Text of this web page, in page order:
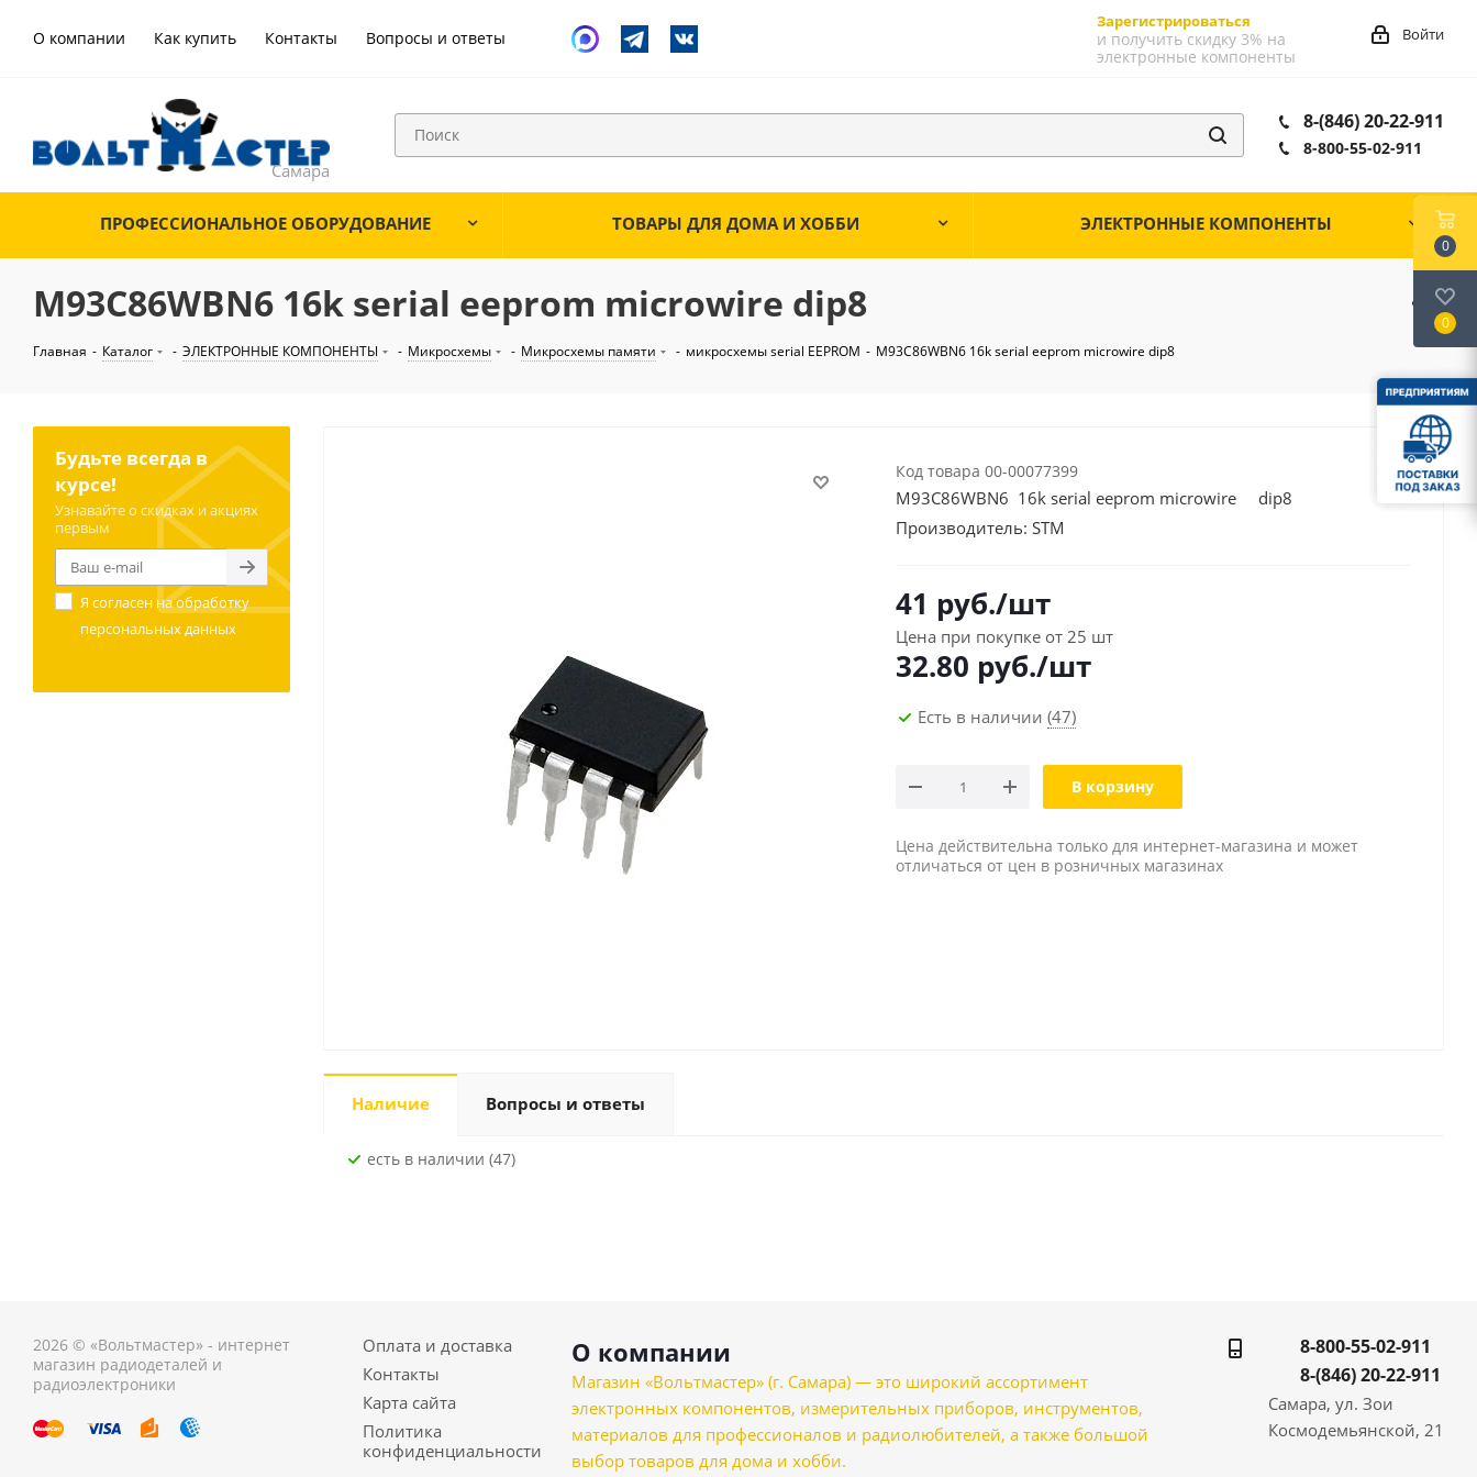
О компании Как купить Контакты Вопросы и ответы
Зарегистрироваться
и получить скидку 3% на
электронные компоненты
Войти
8-(846) 20-22-911
8-800-55-02-911
ПРОФЕССИОНАЛЬНОЕ ОБОРУДОВАНИЕ ТОВАРЫ ДЛЯ ДОМА И ХОББИ ЭЛЕКТРОННЫЕ КОМПОНЕНТЫ
M93C86WBN6 16k serial eeprom microwire dip8
Главная - Каталог - ЭЛЕКТРОННЫЕ КОМПОНЕНТЫ - Микросхемы - Микросхемы памяти - микросхемы serial EEPROM - M93C86WBN6 16k serial eeprom microwire dip8
Код товара 00-00077399
M93C86WBN6 16k serial eeprom microwire dip8
Производитель: STM
41 руб./шт
Цена при покупке от 25 шт
32.80 руб./шт
Есть в наличии (47)
В корзину
Цена действительна только для интернет-магазина и может
отличаться от цен в розничных магазинах
Наличие Вопросы и ответы
Есть в наличии (47)
Будьте всегда в
курсе!
Узнавайте о скидках и акциях
первым
Я согласен наобработку
персональных данных
2026 © «Вольтмастер» - интернет
магазин радиодеталей и
радиоэлектроники
Оплата и доставка
Контакты
Карта сайта
Политика
конфиденциальности
О компании
Магазин «Вольтмастер» (г. Самара) — это широкий ассортимент
электронных компонентов, измерительных приборов, инструментов,
материалов для профессионалов и радиолюбителей, а также большой
выбор товаров для дома и хобби.
8-800-55-02-911
8-(846) 20-22-911
Самара, ул. Зои
Космодемьянской, 21
0
0